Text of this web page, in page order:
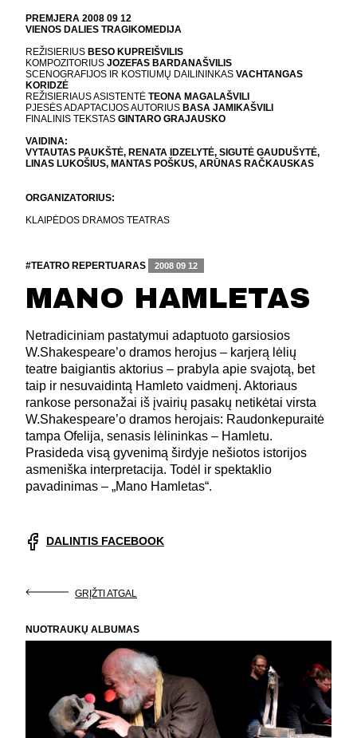
PREMJERA 2008 09 12
VIENOS DALIES TRAGIKOMEDIJA
REŽISIERIUS BESO KUPREIŠVILIS
KOMPOZITORIUS JOZEFAS BARDANAŠVILIS
SCENOGRAFIJOS IR KOSTIUMŲ DAILININKAS VACHTANGAS
KORIDZĖ
REŽISIERIAUS ASISTENTĖ TEONA MAGALAŠVILI
PJESĖS ADAPTACIJOS AUTORIUS BASA JAMIKAŠVILI
FINALINIS TEKSTAS GINTARO GRAJAUSKO
VAIDINA:
VYTAUTAS PAUKŠTĖ, RENATA IDZELYTĖ, SIGUTĖ GAUDUŠYTĖ,
LINAS LUKOŠIUS, MANTAS POŠKUS, ARŪNAS RAČKAUSKAS
ORGANIZATORIUS:
KLAIPĖDOS DRAMOS TEATRAS
#TEATRO REPERTUARAS 2008 09 12
MANO HAMLETAS
Netradiciniam pastatymui adaptuoto garsiosios
W.Shakespeare’o dramos herojus – karjerą lėlių
teatre baigiantis aktorius – prabyla apie svajotą, bet
taip ir nesuvaidintą Hamleto vaidmenį. Aktoriaus
rankose personažai iš įvairių pasakų netikėtai virsta
W.Shakespeare’o dramos herojais: Raudonkepuraitė
tampa Ofelija, senasis lėlininkas – Hamletu.
Prasideda visą gyvenimą širdyje nešiotos istorijos
asmeniška interpretacija. Todėl ir spektaklio
pavadinimas – „Mano Hamletas“.
DALINTIS FACEBOOK
GRĮŽTI ATGAL
NUOTRAUKŲ ALBUMAS